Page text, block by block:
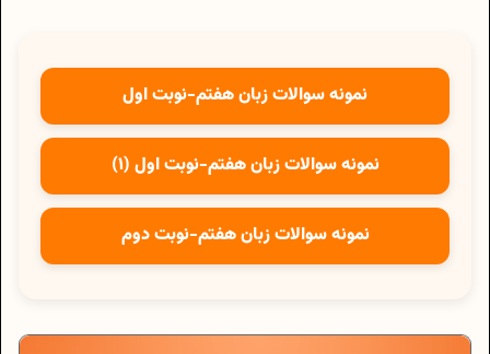
نمونه سوالات زبان هفتم-نوبت اول
نمونه سوالات زبان هفتم-نوبت اول (1)
نمونه سوالات زبان هفتم-نوبت دوم